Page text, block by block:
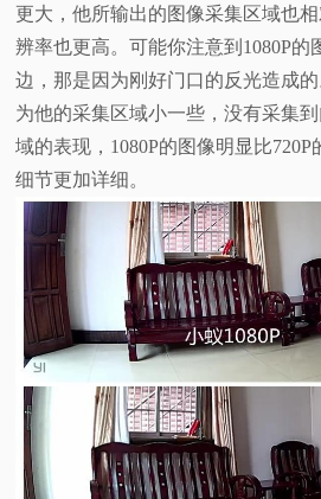
更大，他所输出的图像采集区域也
辨率也更高。可能你注意到1080P的
边，那是因为刚好门口的反光造成
为他的采集区域小一些，没有采集
域的表现，1080P的图像明显比
细节更加详细。